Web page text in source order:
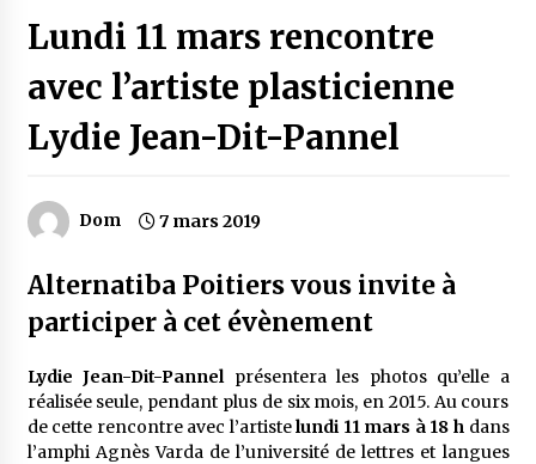
Lundi 11 mars rencontre
avec l’artiste plasticienne
Lydie Jean-Dit-Pannel
Dom 7 mars 2019
Alternatiba Poitiersvous invite à
participer à cet évènement
Lydie Jean-Dit-Pannel présentera les photos qu’elle a
réalisée seule, pendant plus de six mois, en 2015. Au cours
de cette rencontre avec l’artistelundi 11 mars à 18 hdans
l’amphi Agnès Varda de l’université de lettres et langues